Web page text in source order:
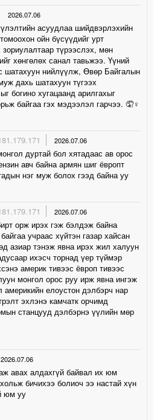
2026.07.06
асуудлаа шийдвэрлэхийн
ойн бүсүүдийг урт
зориулалтаар түрээслэх, мөн
хөнгөлөх санал тавьжээ. Үүний
шатахуун нийлүүлж, Өвөр Байгалын
дахь шатахуун түгээх
богино хугацаанд арилгахыг
байгаа гэх мэдээлэл гарчээ. 🤦♀️
2026.07.06
дуртай бол хятадаас ав орос
авч байна армян шиг ёвропт
нэг муж болох гээд байна уу
2026.07.06
орж ирэх гэж бэлдэж байна
учраас хүйтэн газар хайсан
азиар тэнэж явна ирэх жил халуун
ихэсч торнад үер түймэр
америк тивээс ёвроп тивээс
монгол орос руу ирж явна ингэж
елоустон дэлбэрч нар
эхлэнэ камчатк орчимд
станцууд дэлбэрнэ үүлийн мөр
2026.07.06
авах алдахгүй байвал их юм
бичихээ болиоч ээ настай хүн
юм уу